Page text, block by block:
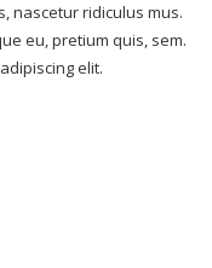
nascetur ridiculus mus.
eu, pretium quis, sem.
elit.